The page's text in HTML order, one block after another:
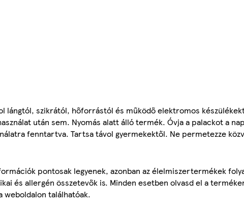
lángtól, szikrától, hőforrástól és működő elektromos
után sem. Nyomás alatt álló termék. Óvja a palackot a
fenntartva. Tartsa távol gyermekektől. Ne permetezze
pontosak legyenek, azonban az élelmiszertermékek
és allergén összetevők is. Minden esetben olvasd el a
weboldalon találhatóak.